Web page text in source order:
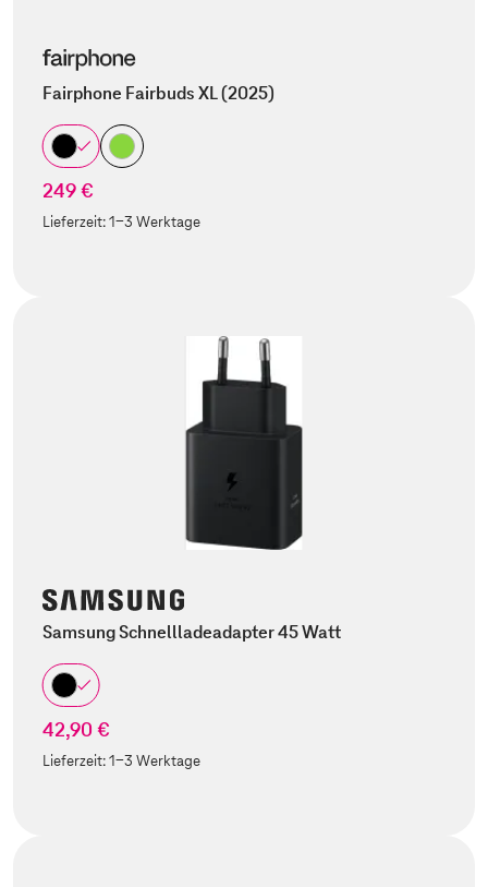
Fairphone Fairbuds XL (2025)
249 €
Lieferzeit:1-3 Werktage
Samsung Schnellladeadapter 45 Watt
42,90 €
Lieferzeit:1-3 Werktage